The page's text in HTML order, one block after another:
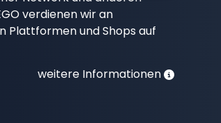
verdienen wir an
Plattformen und Shops auf
weitere Informationen